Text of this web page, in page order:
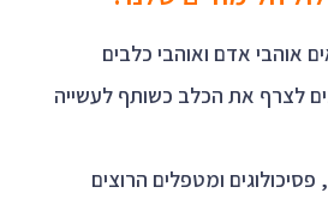
אוהבי אדם ואוהבי כלבים
לצרף את הכלב כשותף לעשייה
ומטפלים הרוצים